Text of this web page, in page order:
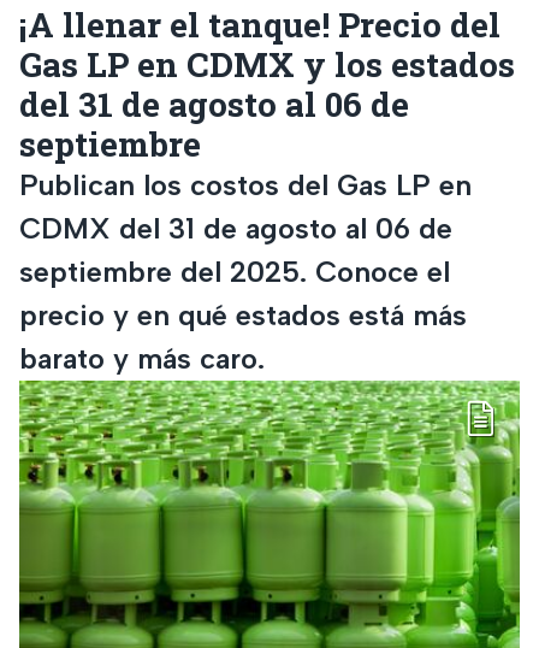
¡A llenar el tanque! Precio del
Gas LP en CDMX y los estados
del 31 de agosto al 06 de
septiembre
Publican los costos del Gas LP en
CDMX del 31 de agosto al 06 de
septiembre del 2025. Conoce el
precio y en qué estados está más
barato y más caro.